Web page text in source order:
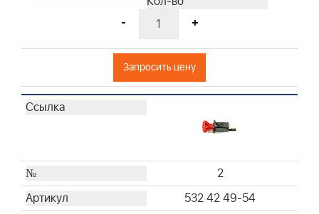
- +
Запросить цену
2
532 42 49-54